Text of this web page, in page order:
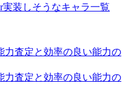
装しそうなキャラ一覧
力査定と効率の良い能力の
力査定と効率の良い能力の